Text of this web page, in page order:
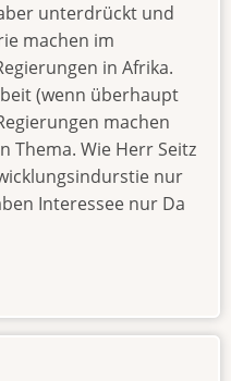
unterdrückt und
machen im
in Afrika.
(wenn überhaupt
machen
Thema. Wie Herr Seitz
nur
Interessee nur Da